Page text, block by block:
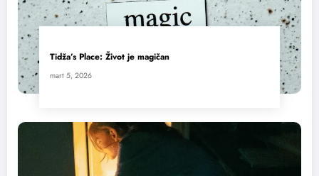
Tidža’s Place: Život je magičan
mart 5, 2026